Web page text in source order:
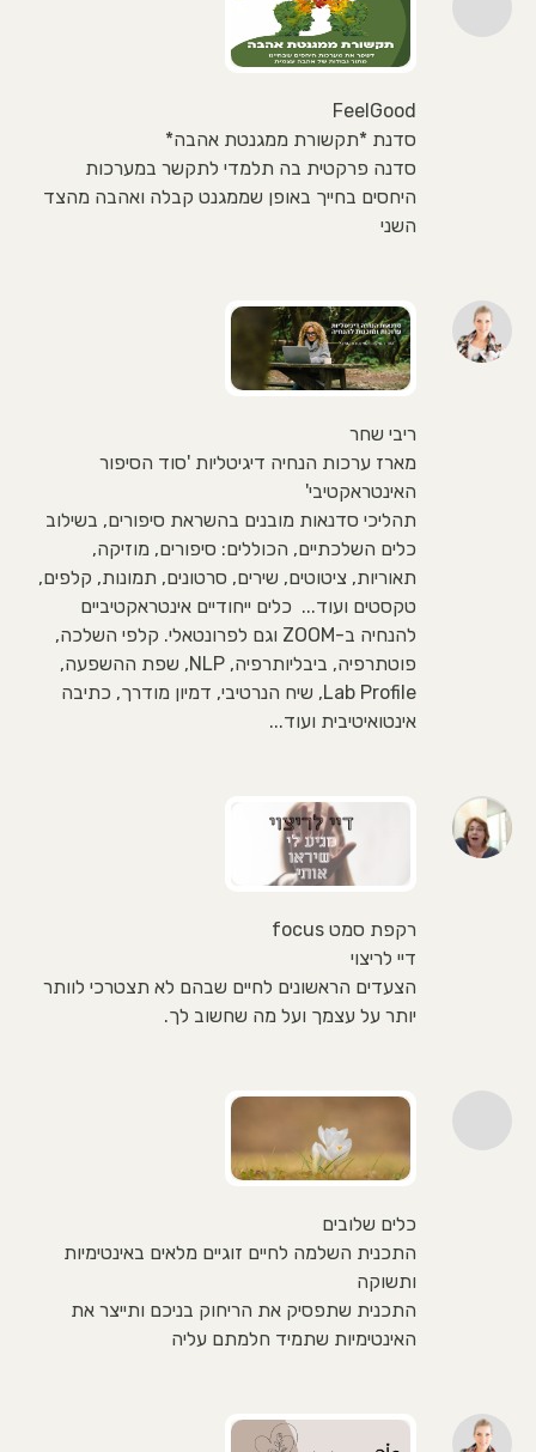
FeelGood
סדנת *תקשורת ממגנטת אהבה*
סדנה פרקטית בה תלמדי לתקשר במערכות
היחסים בחייך באופן שממגנט קבלה ואהבה מהצד
השני
ריבי שחר
מארז ערכות הנחיה דיגיטליות 'סוד הסיפור
האינטראקטיבי'
תהליכי סדנאות מובנים בהשראת סיפורים, בשילוב
כלים השלכתיים, הכוללים: סיפורים, מוזיקה,
תאוריות, ציטוטים, שירים, סרטונים, תמונות, קלפים,
טקסטים ועוד... כלים ייחודיים אינטראקטיביים
להנחיה ב-ZOOM וגם לפרונטאלי. קלפי השלכה,
פוטתרפיה, ביבליותרפיה, NLP, שפת ההשפעה,
Lab Profile, שיח הנרטיבי, דמיון מודרך, כתיבה
אינטואיטיבית ועוד...
רקפת סמט focus
דיי לריצוי
הצעדים הראשונים לחיים שבהם לא תצטרכי לוותר
יותר על עצמך ועל מה שחשוב לך.
כלים שלובים
התכנית השלמה לחיים זוגיים מלאים באינטימיות
ותשוקה
התכנית שתפסיק את הריחוק בניכם ותייצר את
האינטימיות שתמיד חלמתם עליה